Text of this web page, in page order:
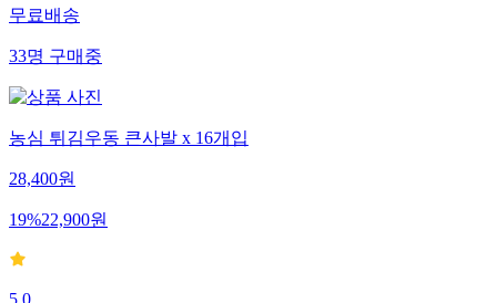
무료배송
33명구매중
농심 튀김우동 큰사발 x 16개입
28,400원
19%22,900원